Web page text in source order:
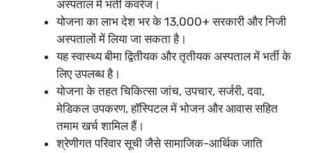
अस्पताल में भर्ती कवरेज।
योजना का लाभ देश भर के 13,000+ सरकारी और निजी
अस्पतालों में लिया जा सकता है।
यह स्वास्थ्य बीमा द्वितीयक और तृतीयक अस्पताल में भर्ती के
लिए उपलब्ध है।
योजना के तहत चिकित्सा जांच, उपचार, सर्जरी, दवा,
मेडिकल उपकरण, हॉस्पिटल में भोजन और आवास सहित
तमाम खर्च शामिल हैं।
श्रेणीगत परिवार सूची जैसे सामाजिक-आर्थिक जाति